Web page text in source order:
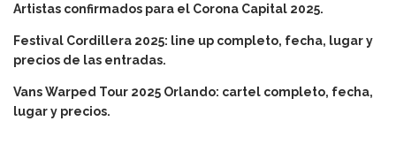
Artistas confirmados para el Corona Capital 2025.
Festival Cordillera 2025: line up completo, fecha, lugar y
precios de las entradas.
Vans Warped Tour 2025 Orlando: cartel completo, fecha,
lugar y precios.